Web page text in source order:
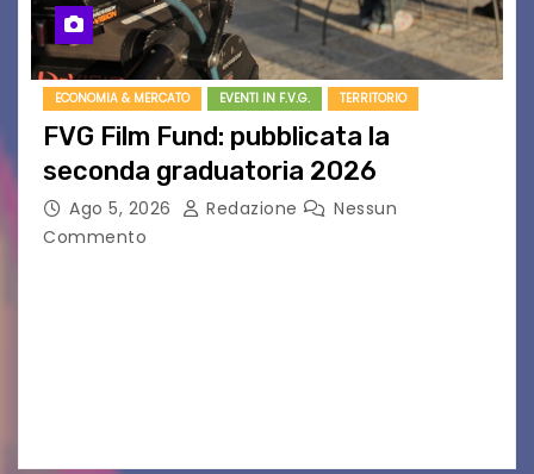
ECONOMIA & MERCATO EVENTI IN F.V.G. TERRITORIO
FVG Film Fund: pubblicata la
seconda graduatoria 2026
Ago 5, 2026 Redazione
Nessun
Commento